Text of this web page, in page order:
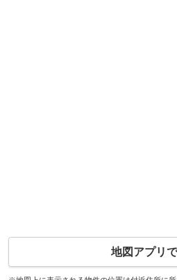
地図アプリ